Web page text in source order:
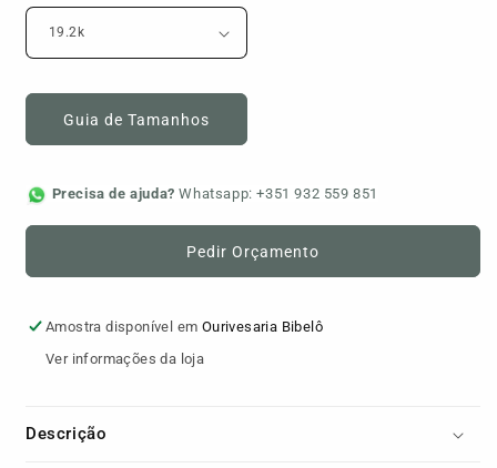
Guia de Tamanhos
Precisa de ajuda? Whatsapp: +351 932 559 851
Pedir Orçamento
Amostra disponível em Ourivesaria Bibelô
Ver informações da loja
Descrição